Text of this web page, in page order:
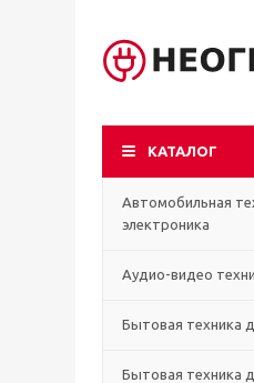
КАТАЛОГ
Автомобильная
электроника
Аудио-видео
Бытовая техника
Бытовая техника